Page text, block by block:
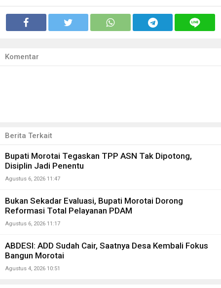
Komentar
Berita Terkait
Bupati Morotai Tegaskan TPP ASN Tak Dipotong,
Disiplin Jadi Penentu
Agustus 6, 2026 11:47
Bukan Sekadar Evaluasi, Bupati Morotai Dorong
Reformasi Total Pelayanan PDAM
Agustus 6, 2026 11:17
ABDESI: ADD Sudah Cair, Saatnya Desa Kembali Fokus
Bangun Morotai
Agustus 4, 2026 10:51